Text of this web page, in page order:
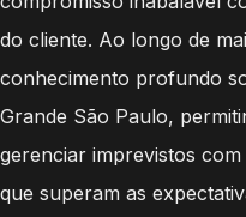
do cliente. Ao longo de
conhecimento profundo
Grande São Paulo,
gerenciar imprevistos
que superam as